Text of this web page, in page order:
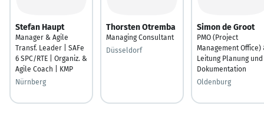
Stefan Haupt
Manager & Agile
Transf. Leader | SAFe
6 SPC/RTE | Organiz. &
Agile Coach | KMP
Nürnberg
Thorsten Otremba
Managing Consultant
Düsseldorf
Simon de Groot
PMO (Project
Management Office)
Leitung Planung und
Dokumentation
Oldenburg